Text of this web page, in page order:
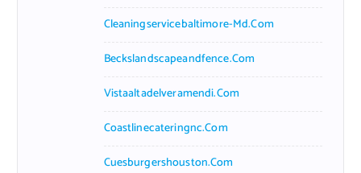
Cleaningservicebaltimore-Md.com
Beckslandscapeandfence.com
Vistaaltadelveramendi.com
Coastlinecateringnc.com
Cuesburgershouston.com